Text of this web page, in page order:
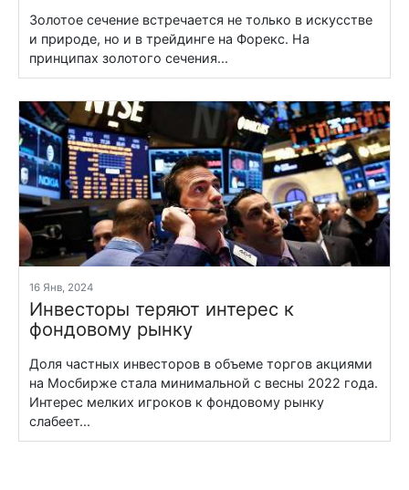
Золотое сечение встречается не только в искусстве
и природе, но и в трейдинге на Форекс. На
принципах золотого сечения...
16 Янв, 2024
Инвесторы теряют интерес к
фондовому рынку
Доля частных инвесторов в объеме торгов акциями
на Мосбирже стала минимальной с весны 2022 года.
Интерес мелких игроков к фондовому рынку
слабеет...